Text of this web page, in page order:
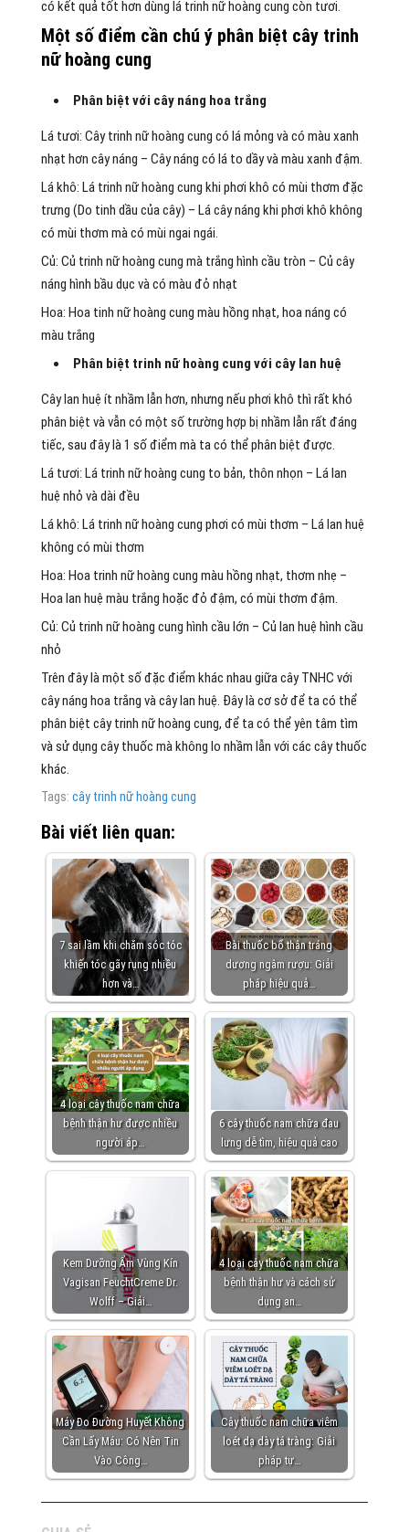
có kết quả tốt hơn dùng lá trinh nữ hoàng cung còn tươi.
Một số điểm cần chú ý phân biệt cây trinh
nữ hoàng cung
Phân biệt với cây náng hoa trắng
Lá tươi: Cây trinh nữ hoàng cung có lá mỏng và có màu xanh
nhạt hơn cây náng – Cây náng có lá to dầy và màu xanh đậm.
Lá khô: Lá trinh nữ hoàng cung khi phơi khô có mùi thơm đặc
trưng (Do tinh dầu của cây) – Lá cây náng khi phơi khô không
có mùi thơm mà có mùi ngai ngái.
Củ: Củ trinh nữ hoàng cung mà trắng hình cầu tròn – Củ cây
náng hình bầu dục và có màu đỏ nhạt
Hoa: Hoa tinh nữ hoàng cung màu hồng nhạt, hoa náng có
màu trắng
Phân biệt trinh nữ hoàng cung với cây lan huệ
Cây lan huệ ít nhầm lẫn hơn, nhưng nếu phơi khô thì rất khó
phân biệt và vẫn có một số trường hợp bị nhầm lẫn rất đáng
tiếc, sau đây là 1 số điểm mà ta có thể phân biệt được.
Lá tươi: Lá trinh nữ hoàng cung to bản, thôn nhọn – Lá lan
huệ nhỏ và dài đều
Lá khô: Lá trinh nữ hoàng cung phơi có mùi thơm – Lá lan huệ
không có mùi thơm
Hoa: Hoa trinh nữ hoàng cung màu hồng nhạt, thơm nhẹ –
Hoa lan huệ màu trắng hoặc đỏ đậm, có mùi thơm đậm.
Củ: Củ trinh nữ hoàng cung hình cầu lớn – Củ lan huệ hình cầu
nhỏ
Trên đây là một số đặc điểm khác nhau giữa cây TNHC với
cây náng hoa trắng và cây lan huệ. Đây là cơ sở để ta có thể
phân biệt cây trinh nữ hoàng cung, để ta có thể yên tâm tìm
và sử dụng cây thuốc mà không lo nhầm lẫn với các cây thuốc
khác.
Tags: cây trinh nữ hoàng cung
Bài viết liên quan:
7 sai lầm khi chăm sóc tóc
khiến tóc gãy rụng nhiều
hơn và…
Bài thuốc bổ thận tráng
dương ngâm rượu: Giải
pháp hiệu quả…
4 loại cây thuốc nam chữa
bệnh thận hư được nhiều
người áp…
6 cây thuốc nam chữa đau
lưng dễ tìm, hiệu quả cao
Kem Dưỡng Ẩm Vùng Kín
Vagisan FeuchtCreme Dr.
Wolff – Giải…
4 loại cây thuốc nam chữa
bệnh thận hư và cách sử
dụng an…
Máy Đo Đường Huyết Không
Cần Lấy Máu: Có Nên Tin
Vào Công…
Cây thuốc nam chữa viêm
loét dạ dày tá tràng: Giải
pháp tự…